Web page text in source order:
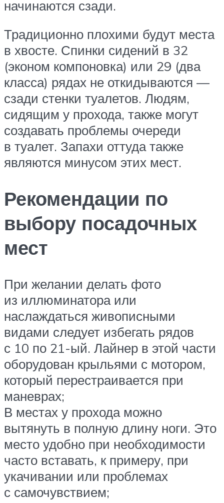
начинаются сзади.
Традиционно плохими будут места
в хвосте. Спинки сидений в 32
(эконом компоновка) или 29 (два
класса) рядах не откидываются —
сзади стенки туалетов. Людям,
сидящим у прохода, также могут
создавать проблемы очереди
в туалет. Запахи оттуда также
являются минусом этих мест.
Рекомендации по
выбору посадочных
мест
При желании делать фото
из иллюминатора или
наслаждаться живописными
видами следует избегать рядов
с 10 по 21-ый. Лайнер в этой части
оборудован крыльями с мотором,
который перестраивается при
маневрах;
В местах у прохода можно
вытянуть в полную длину ноги. Это
место удобно при необходимости
часто вставать, к примеру, при
укачивании или проблемах
с самочувствием;